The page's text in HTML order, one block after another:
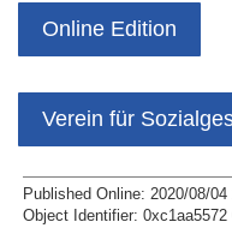
Online Edition
Verein für
Published Online: 2020/08/04
Object Identifier: 0xc1aa5572